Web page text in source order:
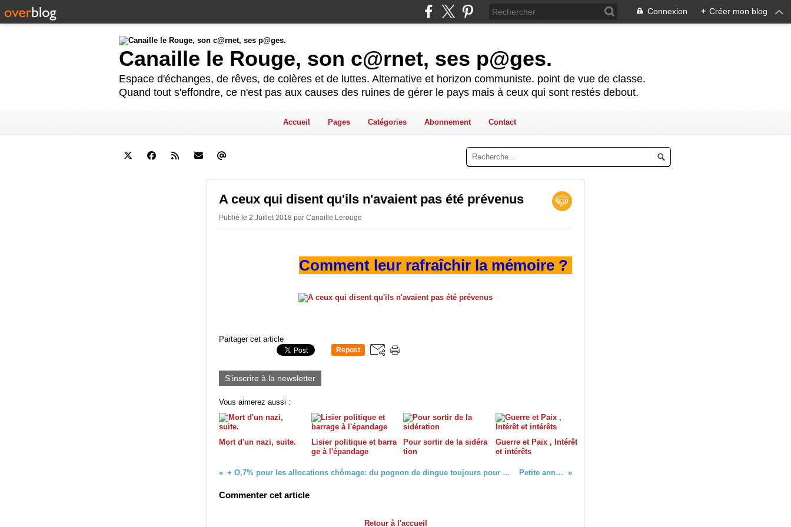
Connexion + Créer mon blog
Canaille le Rouge, son c@rnet, ses p@ges.
Espace d'échanges, de rêves, de colères et de luttes. Alternative et horizon communiste. point de vue de classe.
Quand tout s'effondre, ce n'est pas aux causes des ruines de gérer le pays mais à ceux qui sont restés debout.
Accueil Pages Catégories Abonnement Contact
A ceux qui disent qu'ils n'avaient pas été prévenus
Publié le 2 Juillet 2018 par Canaille Lerouge
Comment leur rafraîchir la mémoire ?
Partager cet article
Repost
S'inscrire à la newsletter
Vous aimerez aussi :
Mort d'un nazi, suite.
Lisier politique et barra
ge à l'épandage
Pour sortir de la sidéra
tion
Guerre et Paix , Intérêt
et intérêts
+ O,7% pour les allocations chômage: du pognon de dingue toujours pour les riches et le patronat Petite annonce :
Commenter cet article
Retour à l'accueil